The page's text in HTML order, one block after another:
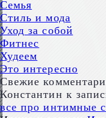
Семья
Стиль и мода
Уход за собой
Фитнес
Худеем
Это интересно
Свежие
Константин к
все про интимные